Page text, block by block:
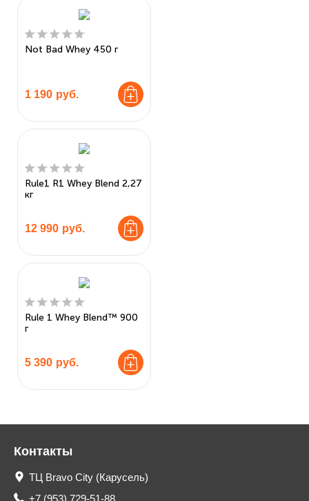
Not Bad Whey 450 г
1 190 руб.
Rule1 R1 Whey Blend 2,27
кг
12 990 руб.
Rule 1 Whey Blend™ 900
г
5 390 руб.
Контакты
ТЦ Bravo City (Карусель)
+7 (953) 729-51-88